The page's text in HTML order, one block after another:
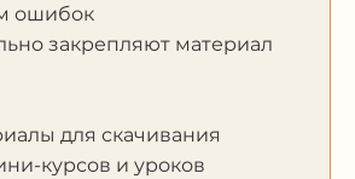
ошибок
закрепляют материал
для скачивания
курсов и уроков